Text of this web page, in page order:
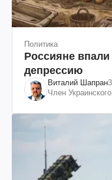
Политика
Россияне
депрессию
Виталий Шапран
Член